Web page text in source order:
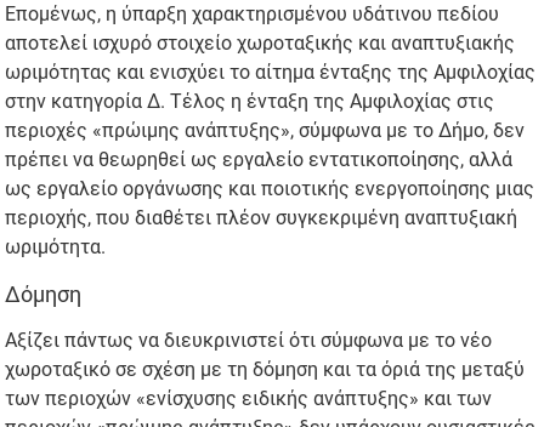
Επομένως, η ύπαρξη χαρακτηρισμένου υδάτινου πεδίου
αποτελεί ισχυρό στοιχείο χωροταξικής και αναπτυξιακής
ωριμότητας και ενισχύει το αίτημα ένταξης της Αμφιλοχίας
στην κατηγορία Δ. Τέλος η ένταξη της Αμφιλοχίας στις
περιοχές «πρώιμης ανάπτυξης», σύμφωνα με το Δήμο, δεν
πρέπει να θεωρηθεί ως εργαλείο εντατικοποίησης, αλλά
ως εργαλείο οργάνωσης και ποιοτικής ενεργοποίησης μιας
περιοχής, που διαθέτει πλέον συγκεκριμένη αναπτυξιακή
ωριμότητα.
Δόμηση
Αξίζει πάντως να διευκρινιστεί ότι σύμφωνα με το νέο
χωροταξικό σε σχέση με τη δόμηση και τα όριά της μεταξύ
των περιοχών «ενίσχυσης ειδικής ανάπτυξης» και των